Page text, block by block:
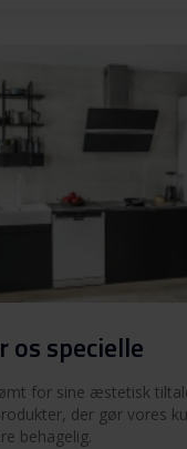
os specielle
for sine æstetisk
der gør vores
behagelig.